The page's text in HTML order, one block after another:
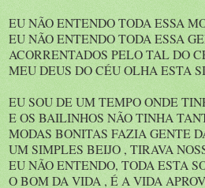
EU NÃO ENTENDO TODA ESSA
EU NÃO ENTENDO TODA ESSA
ACORRENTADOS PELO TAL DO
MEU DEUS DO CÉU OLHA ESTA
EU SOU DE UM TEMPO ONDE
E OS BAILINHOS NÃO TINHA
MODAS BONITAS FAZIA GENTE
UM SIMPLES BEIJO , TIRAVA
EU NÃO ENTENDO, TODA ESTA
O BOM DA VIDA , É A VIDA